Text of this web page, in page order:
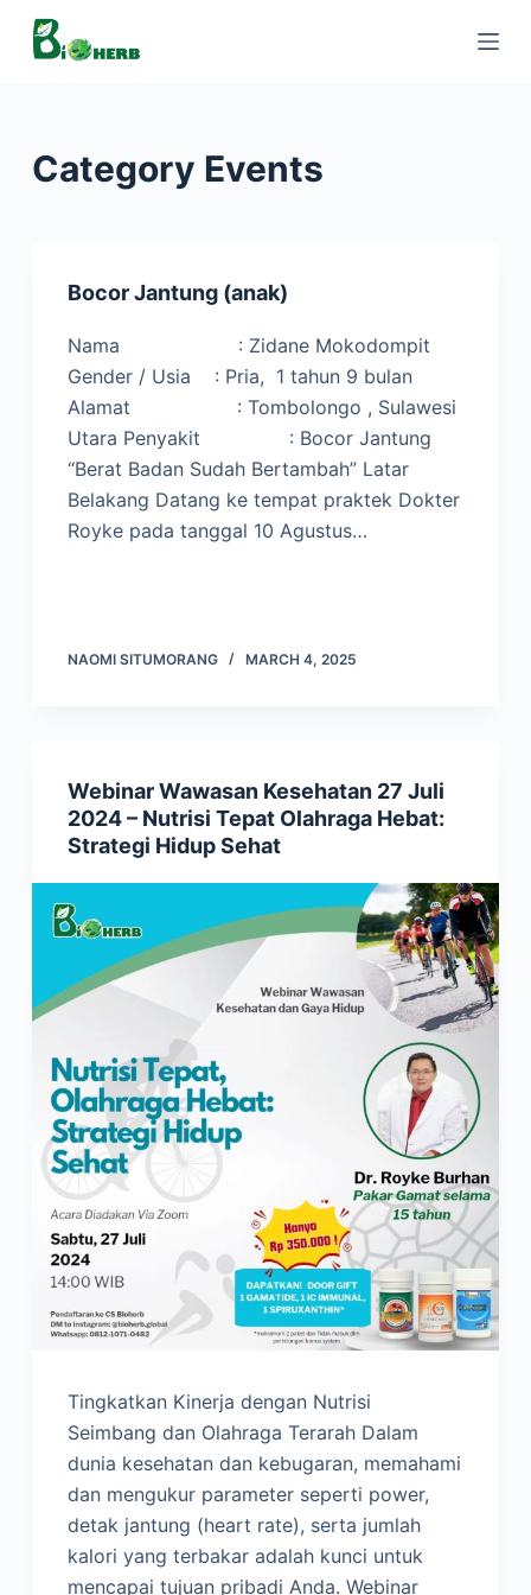
S
k
oCategory Events
Bocor Jantung (anak)
Nama : Zidane Mokodompit
Gender / Usia : Pria, 1 tahun 9 bulan
Alamat : Tombolongo , Sulawesi
Utara Penyakit : Bocor Jantung
“Berat Badan Sudah Bertambah” Latar
Belakang Datang ke tempat praktek Dokter
Royke pada tanggal 10 Agustus…
NAOMI SITUMORANG MARCH 4, 2025
Webinar Wawasan Kesehatan 27 Juli
2024 – Nutrisi Tepat Olahraga Hebat:
Strategi Hidup Sehat
Tingkatkan Kinerja dengan Nutrisi
Seimbang dan Olahraga Terarah Dalam
dunia kesehatan dan kebugaran, memahami
dan mengukur parameter seperti power,
detak jantung (heart rate), serta jumlah
kalori yang terbakar adalah kunci untuk
mencapai tujuan pribadi Anda. Webinar